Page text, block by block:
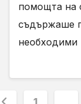
помощта на
съдържаше
необходими